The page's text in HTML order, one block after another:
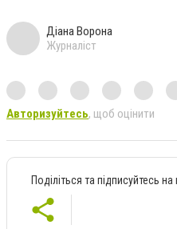
Діана Ворона
Журналіст
Авторизуйтесь, щоб оцінити
Поділіться та підписуйтесь